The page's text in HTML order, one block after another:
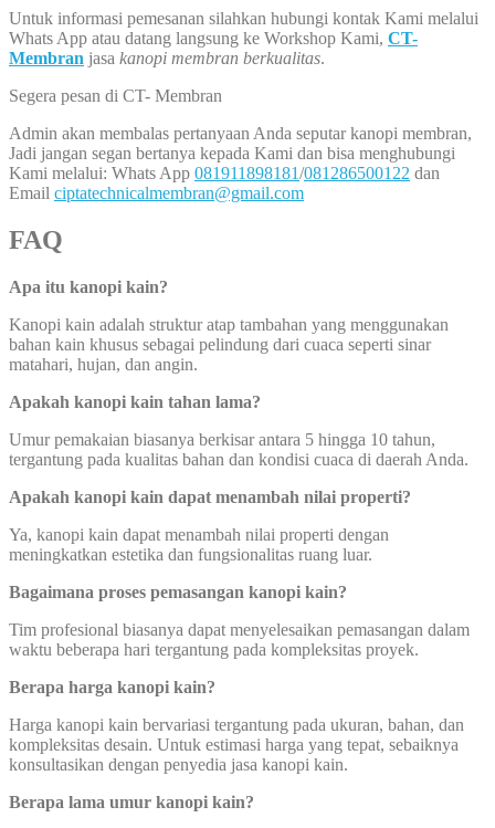
Untuk informasi pemesanan silahkan hubungi kontak Kami melalui
Whats App atau datang langsung ke Workshop Kami, CT-
Membran jasa kanopi membran berkualitas.
Segera pesan di CT- Membran
Admin akan membalas pertanyaan Anda seputar kanopi membran,
Jadi jangan segan bertanya kepada Kami dan bisa menghubungi
Kami melalui: Whats App 081911898181/081286500122 dan
Email ciptatechnicalmembran@gmail.com
FAQ
Apa itu kanopi kain?
Kanopi kain adalah struktur atap tambahan yang menggunakan
bahan kain khusus sebagai pelindung dari cuaca seperti sinar
matahari, hujan, dan angin.
Apakah kanopi kain tahan lama?
Umur pemakaian biasanya berkisar antara 5 hingga 10 tahun,
tergantung pada kualitas bahan dan kondisi cuaca di daerah Anda.
Apakah kanopi kain dapat menambah nilai properti?
Ya, kanopi kain dapat menambah nilai properti dengan
meningkatkan estetika dan fungsionalitas ruang luar.
Bagaimana proses pemasangan kanopi kain?
Tim profesional biasanya dapat menyelesaikan pemasangan dalam
waktu beberapa hari tergantung pada kompleksitas proyek.
Berapa harga kanopi kain?
Harga kanopi kain bervariasi tergantung pada ukuran, bahan, dan
kompleksitas desain. Untuk estimasi harga yang tepat, sebaiknya
konsultasikan dengan penyedia jasa kanopi kain.
Berapa lama umur kanopi kain?